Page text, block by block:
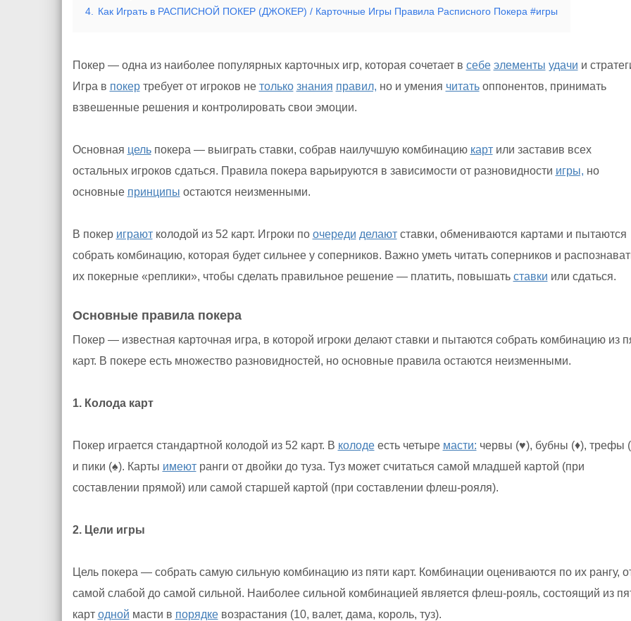
4.
Как Играть в РАСПИСНОЙ ПОКЕР (ДЖОКЕР) / Карточные Игры Правила Расписного Покера #игры
Покер — одна из наиболее популярных карточных игр, которая сочетает в себе элементы удачи и
Игра в покертребует от игроков не только знания правил, но и умения читатьоппонентов, принимать
взвешенные решения и контролировать свои эмоции.
Основная цельпокера — выиграть ставки, собрав наилучшую комбинацию картили заставив всех
остальных игроков сдаться. Правила покера варьируются в зависимости от разновидности игры, но
основные принципы остаются неизменными.
В покер играютколодой из 52 карт. Игроки по очереди делаютставки, обмениваются картами и пытаются
собрать комбинацию, которая будет сильнее у соперников. Важно уметь читать соперников и
их покерные «реплики», чтобы сделать правильное решение — платить, повышать ставки или сдаться.
Основные правила покера
Покер — известная карточная игра, в которой игроки делают ставки и пытаются собрать комбинацию из
карт. В покере есть множество разновидностей, но основные правила остаются неизменными.
1. Колода карт
Покер играется стандартной колодой из 52 карт. В колодеесть четыре масти: червы (♥), бубны (♦), трефы
и пики (♠). Карты имеютранги от двойки до туза. Туз может считаться самой младшей картой (при
составлении прямой) или самой старшей картой (при составлении флеш-рояля).
2. Цели игры
Цель покера — собрать самую сильную комбинацию из пяти карт. Комбинации оцениваются по их рангу,
самой слабой до самой сильной. Наиболее сильной комбинацией является флеш-рояль, состоящий из
карт одной масти в порядкевозрастания (10, валет, дама, король, туз).